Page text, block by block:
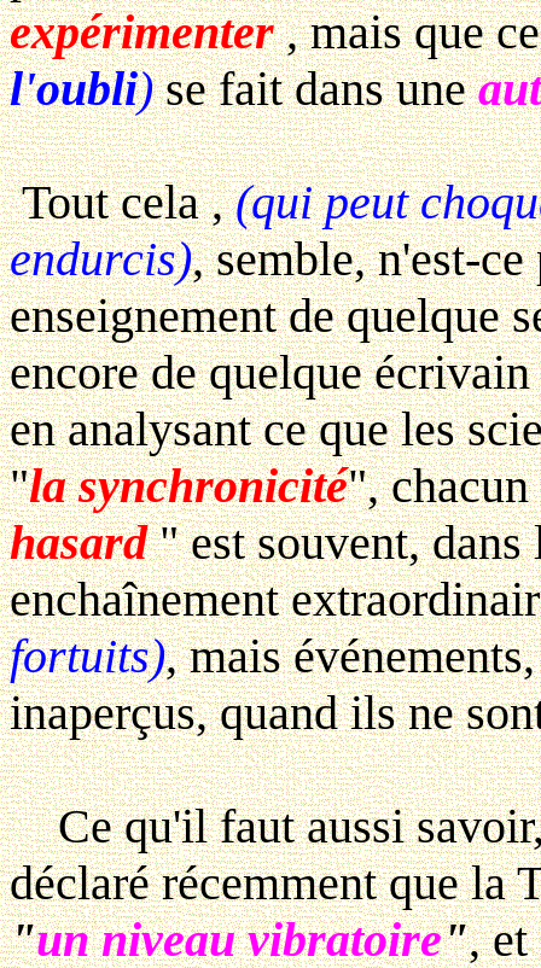
expérimenter, mais que
l'oubli)se fait dans une
Tout cela ,(qui peut
endurcis), semble, n'est-
enseignement de quelque
encore de quelque
en analysant ce que les
"la synchronicité",
hasard" est souvent,
enchaînement
fortuits), mais
inaperçus, quand ils ne
Ce qu'il faut aussi
déclaré récemment que la
"un niveau vibratoire", et